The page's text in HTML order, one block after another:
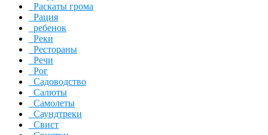
Раскаты грома
Рация
ребенок
Реки
Рестораны
Речи
Рог
Садоводство
Салюты
Самолеты
Саундтреки
Свист